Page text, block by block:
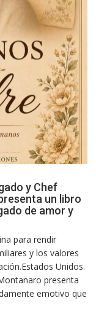
y Chef
un libro
de amor y
para rendir
y los valores
Unidos.
presenta
emotivo que